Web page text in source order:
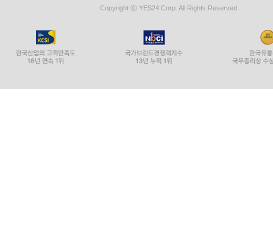
Copyright ⓒ YES24 Corp. All Rights Reserved.